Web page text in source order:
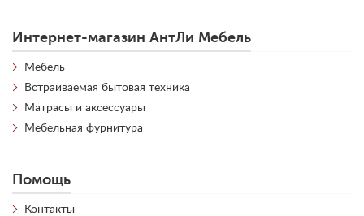
Интернет-магазин АнтЛи Мебель
Мебель
Встраиваемая бытовая техника
Матрасы и аксессуары
Мебельная фурнитура
Помощь
Контакты